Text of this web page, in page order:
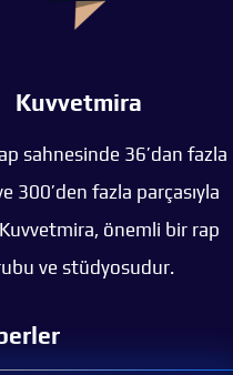
Kuvvetmira
sahnesinde 36’dan fazla
300’den fazla parçasıyla
önemli bir rap
ve stüdyosudur.